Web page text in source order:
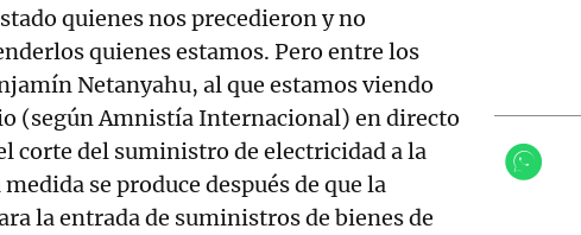
quienes nos precedieron y no
quienes estamos. Pero entre los
Netanyahu, al que estamos viendo
(según Amnistía Internacional) en directo
corte del suministro de electricidad a la
se produce después de que la
la entrada de suministros de bienes de